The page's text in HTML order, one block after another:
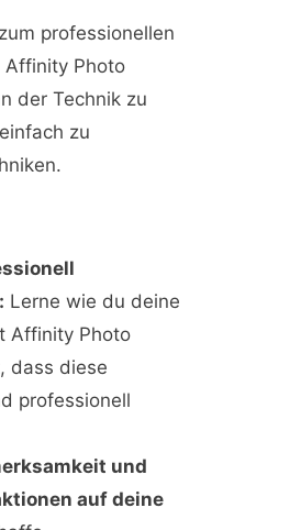
professionellen
Affinity Photo
der Technik zu
zu
Lerne wie du deine
Affinity Photo
dass diese
professionell
und
auf deine